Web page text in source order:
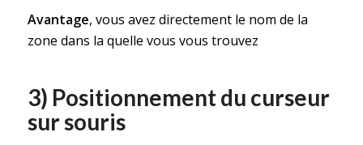
Avantage, vous avez directement le nom de la
zone dans la quelle vous vous trouvez
3) Positionnement du curseur
sur souris